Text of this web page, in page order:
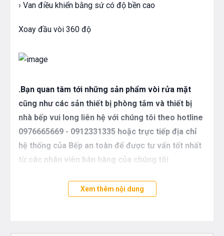
› Van điều khiển bằng sứ có độ bền cao
Xoay đầu vòi 360 độ
.Bạn quan tâm tới những sản phẩm vòi rửa mặt
cũng như các sản thiết bị phòng tắm và thiết bị
nhà bếp vui long liên hệ với chúng tôi theo hotline
0976665669 - 0912331335 hoặc trực tiếp địa chỉ
hệ thống của Bếp an toàn để được tư vấn tốt nhất
từ các nhân viên bán hàng của chúng tôi
Xem thêm nội dung